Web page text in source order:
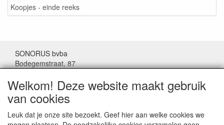
Koopjes - einde reeks
SONORUS bvba
Bodegemstraat, 87
België
Welkom! Deze website maakt gebruik
van cookies
Leuk dat je onze site bezoekt. Geef hier aan welke cookies we